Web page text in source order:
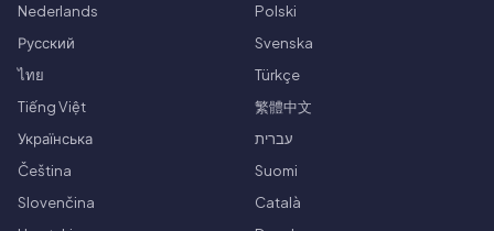
Nederlands
Polski
Русский
Svenska
ไทย
Türkçe
Tiếng Việt
繁體中文
Українська
עברית
Čeština
Suomi
Slovenčina
Català